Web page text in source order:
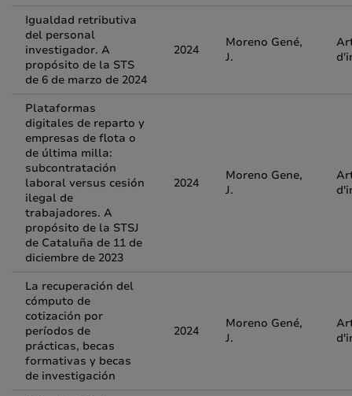
Igualdad retributiva
del personal
investigador. A
propósito de la STS
de 6 de marzo de 2024
2024
Moreno Gené,
J.
Plataformas
digitales de reparto y
empresas de flota o
de última milla:
subcontratación
laboral versus cesión
ilegal de
trabajadores. A
propósito de la STSJ
de Cataluña de 11 de
diciembre de 2023
2024
Moreno Gene,
J.
La recuperación del
cómputo de
cotización por
períodos de
prácticas, becas
formativas y becas
de investigación
2024
Moreno Gené,
J.